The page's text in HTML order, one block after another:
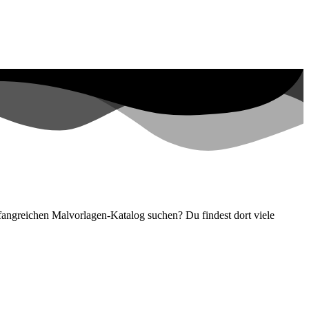
Malvorlagen-Katalog suchen? Du findest dort viele